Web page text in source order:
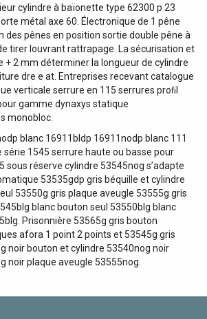
cylindre à baïonette type 62300 p 23
métal axe 60. Électronique de 1 pêne
des pênes en position sortie double pêne à
tirer louvrant rattrapage. La sécurisation et
+ 2 mm déterminer la longueur de cylindre
dre e at. Entreprises recevant catalogue
verticale serrure en 115 serrures proﬁl
gamme dynaxys statique
monobloc.
blanc 16911bldp 16911nodp blanc 111
série 1545 serrure haute ou basse pour
sous réserve cylindre 53545nog s’adapte
53535gdp gris béquille et cylindre
53550g gris plaque aveugle 53555g gris
blanc bouton seul 53550blg blanc
Prisonnière 53565g gris bouton
afora 1 point 2 points et 53545g gris
noir bouton et cylindre 53540nog noir
noir plaque aveugle 53555nog.